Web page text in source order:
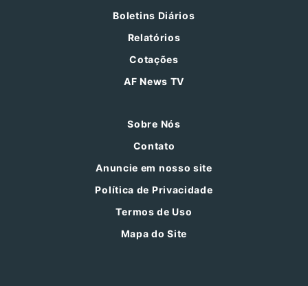
Boletins Diários
Relatórios
Cotações
AF News TV
Sobre Nós
Contato
Anuncie em nosso site
Política de Privacidade
Termos de Uso
Mapa do Site